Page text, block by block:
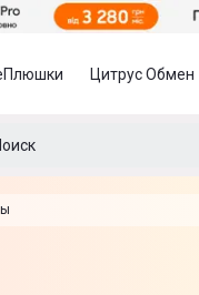
Цитрус Обмен